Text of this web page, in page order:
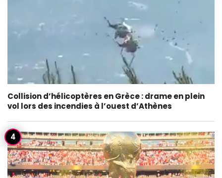
Collision d’hélicoptères en Grèce : drame en plein
vol lors des incendies à l’ouest d’Athènes